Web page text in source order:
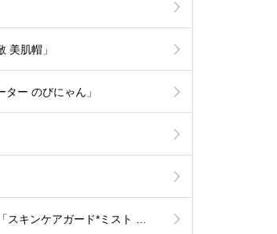
美肌帽」
ー のびにゃん」
【プレスリリース】ぷるっぷる肌を朝までキープ！16種の美容成分配合ミストが、寝る前に肌に与えた潤いをしっかり封じ込める（※）「スキンケアガード*ミスト ぷるテクト」